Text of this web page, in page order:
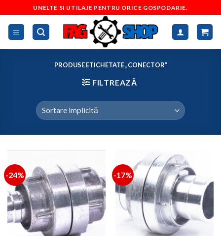
to
content
UNELTE SI UTILAJE PENTRU ORICE GOSPODARIE.
PRODUSE ETICHETATE „CONECTOR”
FILTREAZĂ
-24% -17%